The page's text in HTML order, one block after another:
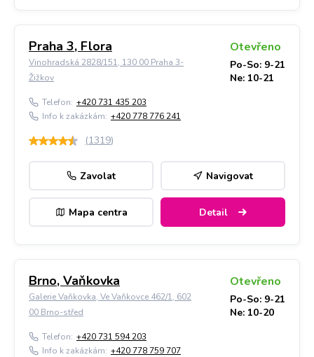
Praha 3, Flora
Vinohradská 2828/151, 130 00 Praha 3-
Žižkov
Otevřeno
Po-So: 9-21
Ne: 10-21
Telefon: +420 731 435 203
Info k zakázkám: +420 778 776 241
(1319)
Zavolat Navigovat
Mapa centra Detail
Brno, Vaňkovka
Galerie Vaňkovka, Ve Vaňkovce 462/1, 602
00 Brno-střed
Otevřeno
Po-So: 9-21
Ne: 10-20
Telefon: +420 731 594 203
Info k zakázkám: +420 778 759 707